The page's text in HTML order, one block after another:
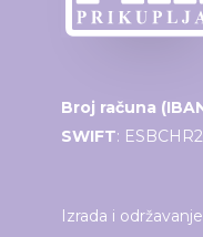
Broj računa
SWIFT:
Izrada i